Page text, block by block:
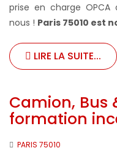
prise en charge OPCA
nous ! Paris 75010 est
LIRE LA SUITE...
Camion, Bus
formation
PARIS 75010